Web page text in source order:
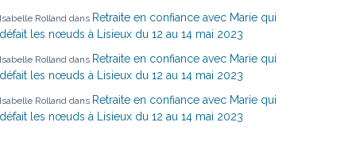
Isabelle Rolland dans Retraite en confiance avec Marie qui
défait les nœuds à Lisieux du 12 au 14 mai 2023
Isabelle Rolland dans Retraite en confiance avec Marie qui
défait les nœuds à Lisieux du 12 au 14 mai 2023
Isabelle Rolland dans Retraite en confiance avec Marie qui
défait les nœuds à Lisieux du 12 au 14 mai 2023